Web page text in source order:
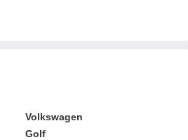
Volkswagen
Golf